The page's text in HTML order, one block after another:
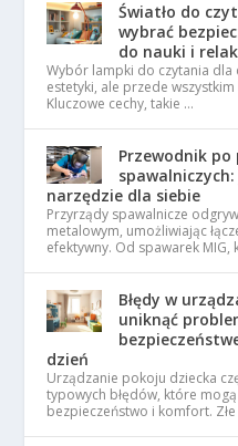
Światło do
wybrać
do nauki i
Wybór lampki do czytania dla
estetyki, ale przede
Kluczowe cechy, takie …
Przewodnik
narzędzie dla siebie
Przyrządy spawalnicze
metalowym, umożliwiając
efektywny. Od spawarek MIG,
Błędy w
uniknąć
dzień
Urządzanie pokoju dziecka
typowych błędów, które
bezpieczeństwo i komfort.